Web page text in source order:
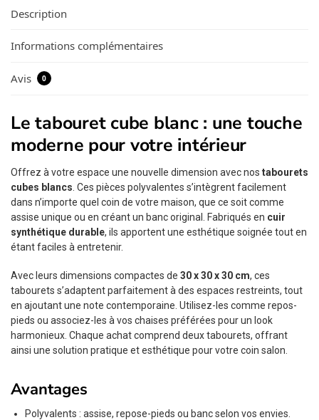
Description
Informations complémentaires
Avis 0
Le tabouret cube blanc : une touche
moderne pour votre intérieur
Offrez à votre espace une nouvelle dimension avec nos tabourets
cubes blancs . Ces pièces polyvalentes s’intègrent facilement
dans n’importe quel coin de votre maison, que ce soit comme
assise unique ou en créant un banc original. Fabriqués en cuir
synthétique durable, ils apportent une esthétique soignée tout en
étant faciles à entretenir.
Avec leurs dimensions compactes de 30 x 30 x 30 cm, ces
tabourets s’adaptent parfaitement à des espaces restreints, tout
en ajoutant une note contemporaine. Utilisez-les comme repos-
pieds ou associez-les à vos chaises préférées pour un look
harmonieux. Chaque achat comprend deux tabourets, offrant
ainsi une solution pratique et esthétique pour votre coin salon.
Avantages
Polyvalents : assise, repose-pieds ou banc selon vos envies.